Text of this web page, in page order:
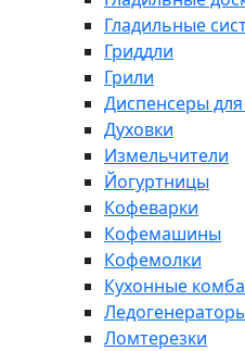
Гладильные
Гриддли
Грили
Диспенсеры
Духовки
Измельчители
Йогуртницы
Кофеварки
Кофемашины
Кофемолки
Кухонные
Ломтерезки